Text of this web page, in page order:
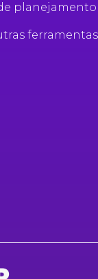
ferramentas